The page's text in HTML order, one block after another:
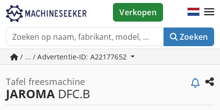
Zoeken
Verkopen
/ ... / Advertentie-ID: A22177652
Tafel freesmachine
JAROMA DFC.B